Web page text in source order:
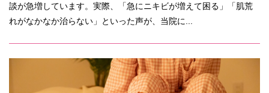
談が急増しています。実際、「急にニキビが増えて困る」「肌荒
れがなかなか治らない」といった声が、当院に...